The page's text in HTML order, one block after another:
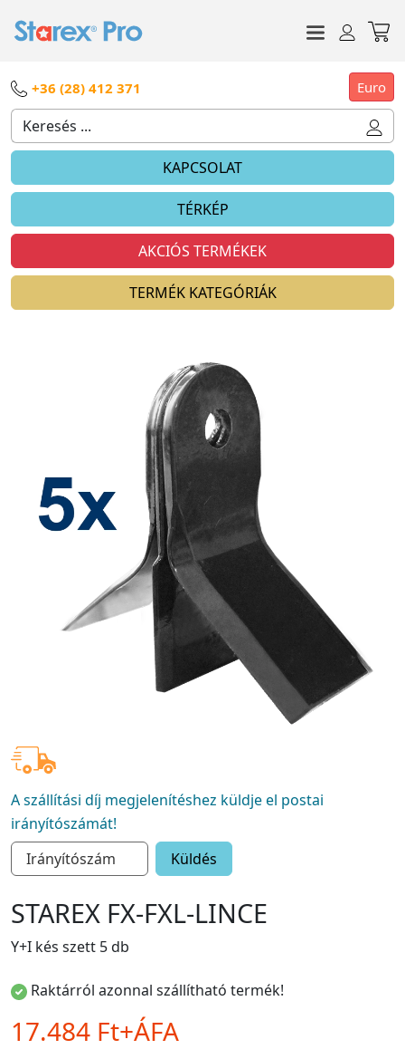
+36 (28) 412 371 Euro
KAPCSOLAT
TÉRKÉP
AKCIÓS TERMÉKEK
TERMÉK KATEGÓRIÁK
A szállítási díj megjelenítéshez küldje el postai
irányítószámát!
Küldés
STAREX FX-FXL-LINCE
Y+I kés szett 5 db
Raktárról azonnal szállítható termék!
17.484 Ft+ÁFA